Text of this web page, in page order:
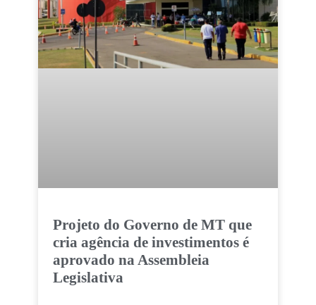
Projeto do Governo de MT que
cria agência de investimentos é
aprovado na Assembleia
Legislativa